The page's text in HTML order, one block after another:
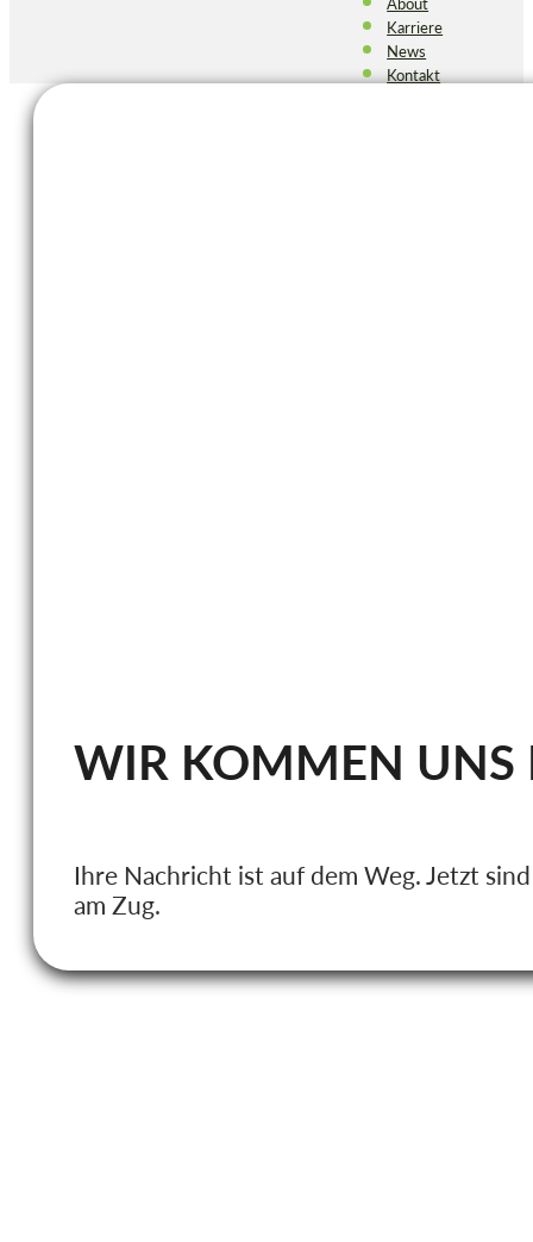
Karriere
News
Kontakt
WIR KOMMEN UNS
Ihre Nachricht ist auf dem Weg. Jetzt
am Zug.